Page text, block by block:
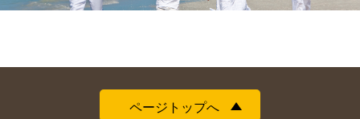
ページトップへ